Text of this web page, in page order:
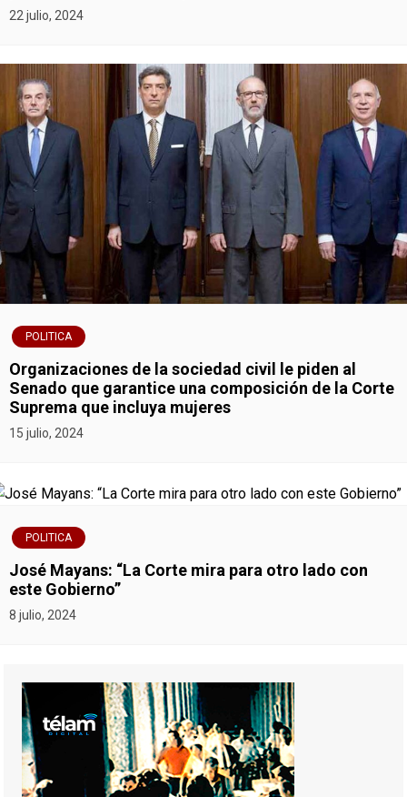
22 julio, 2024
POLITICA
Organizaciones de la sociedad civil le piden al
Senado que garantice una composición de la Corte
Suprema que incluya mujeres
15 julio, 2024
POLITICA
José Mayans: “La Corte mira para otro lado con
este Gobierno”
8 julio, 2024